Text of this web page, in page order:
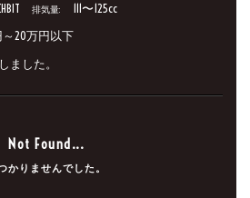
排気量: 111〜125cc
～20万円以下
ました。
Not Found...
かりませんでした。